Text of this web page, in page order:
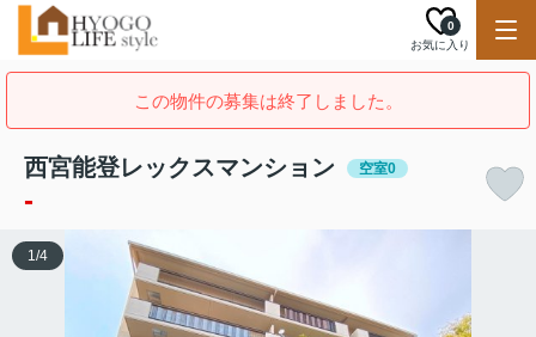
お気に入り
0
この物件の募集は終了しました。
西宮能登レックスマンション 空室0
-
1/4